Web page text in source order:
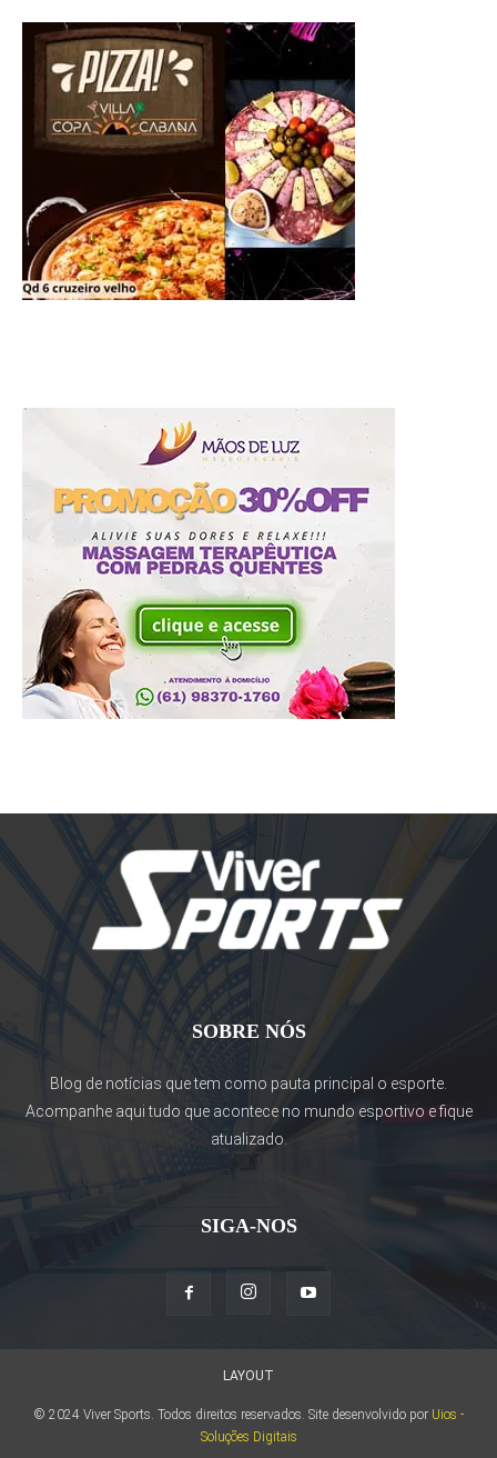
SOBRE NÓS
Blog de notícias que tem como pauta principal o esporte.
Acompanhe aqui tudo que acontece no mundo esportivo e fique
atualizado.
SIGA-NOS
LAYOUT
© 2024 Viver Sports. Todos direitos reservados. Site desenvolvido por Uios -
Soluções Digitais